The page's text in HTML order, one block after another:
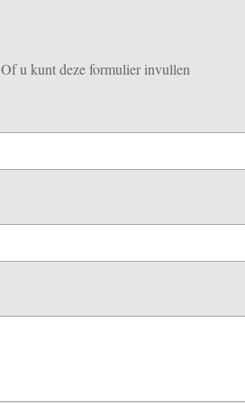
Of u kunt deze formulier invullen